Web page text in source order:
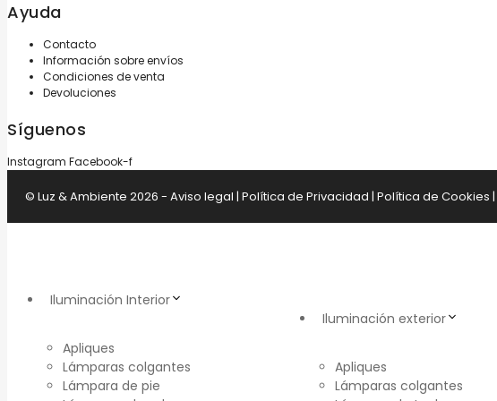
Ayuda
Contacto
Información sobre envíos
Condiciones de venta
Devoluciones
Síguenos
Instagram Facebook-f
© Luz & Ambiente 2026 - Aviso legal | Política de Privacidad | Política de Cookies |
Iluminación Interior
Apliques
Lámparas colgantes
Lámpara de pie
Iluminación exterior
Apliques
Lámparas colgantes